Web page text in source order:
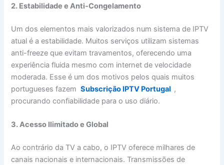
2. Estabilidade e Anti-Congelamento
Um dos elementos mais valorizados num sistema de IPTV
atual é a estabilidade. Muitos serviços utilizam sistemas
anti-freeze que evitam travamentos, oferecendo uma
experiência fluida mesmo com internet de velocidade
moderada. Esse é um dos motivos pelos quais muitos
portugueses fazemSubscrição IPTV Portugal ,
procurando confiabilidade para o uso diário.
3. Acesso Ilimitado e Global
Ao contrário da TV a cabo, o IPTV oferece milhares de
canais nacionais e internacionais. Transmissões de